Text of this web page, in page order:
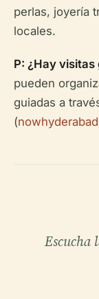
perlas, joyería
locales.
P: ¿Hay
pueden
guiadas a
(
Escucha